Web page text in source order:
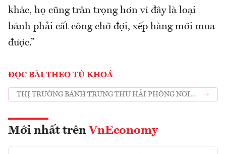
khác, họ cũng trân trọng hơn vì đây là loại
bánh phải cất công chờ đợi, xếp hàng mới mua
được.”
ĐỌC BÀI THEO TỪ KHOÁ
THỊ TRƯỜNG BÁNH TRUNG THU HẢI PHÒNG NƠI
Mới nhất trên VnEconomy